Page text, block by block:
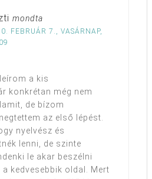
mondta
FEBRUÁR 7., VASÁRNAP,
a kis
konkrétan még nem
de bízom
az első lépést.
nyelvész és
lenni, de szinte
le akar beszélni
kedvesebbik oldal. Mert